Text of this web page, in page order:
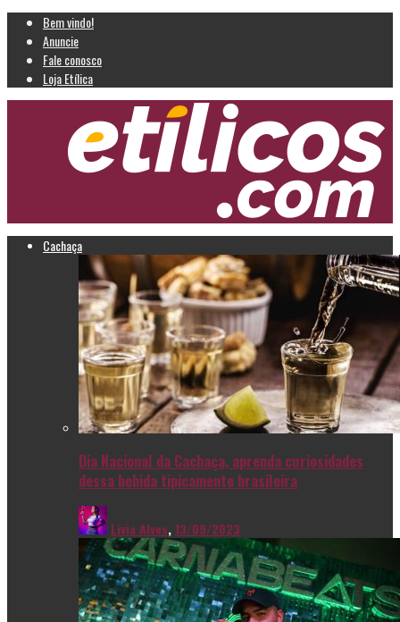
Bem vindo!
Anuncie
Fale conosco
Loja Etílica
Cachaça
Dia Nacional da Cachaça, aprenda curiosidades
dessa bebida tipicamente brasileira
Livia Alves,13/09/2023